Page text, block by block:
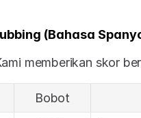
(Bahasa
memberikan skor
Bobot